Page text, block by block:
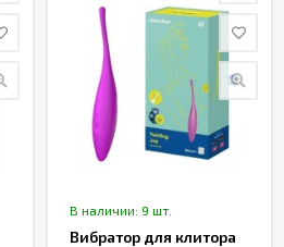
В наличии: 9 шт.
Вибратор для клитора